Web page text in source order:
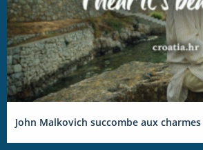
John Malkovich succombe aux